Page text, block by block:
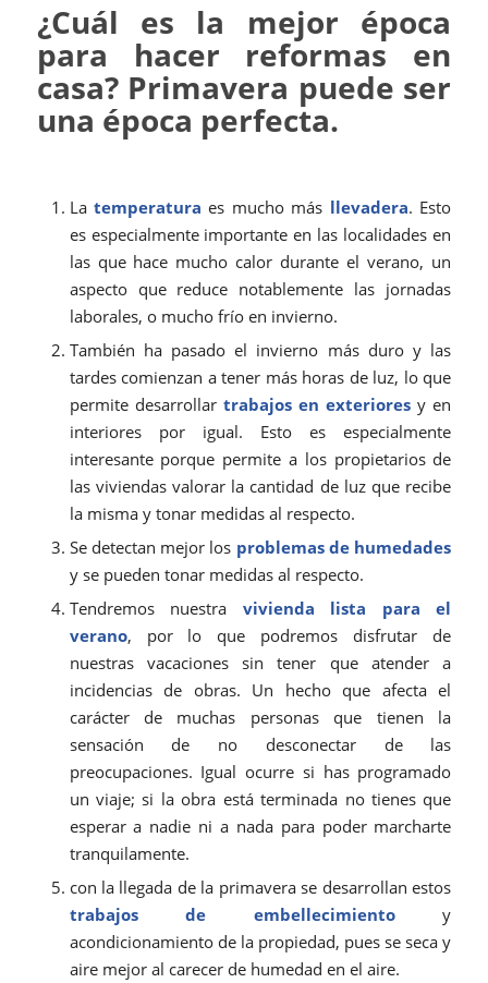
¿Cuál es la mejor época
para hacer reformas en
casa? Primavera puede ser
una época perfecta.
Latemperatura es mucho más llevadera. Esto
es especialmente importante en las localidades en
las que hace mucho calor durante el verano, un
aspecto que reduce notablemente las jornadas
laborales, o mucho frío en invierno.
También ha pasado el invierno más duro y las
tardes comienzan a tener más horas de luz, lo que
permite desarrollar trabajos en exteriores y en
interiores por igual. Esto es especialmente
interesante porque permite a los propietarios de
las viviendas valorar la cantidad de luz que recibe
la misma y tonar medidas al respecto.
Se detectan mejor los problemas de humedades
y se pueden tonar medidas al respecto.
Tendremos nuestra vivienda lista para el
verano, por lo que podremos disfrutar de
nuestras vacaciones sin tener que atender a
incidencias de obras. Un hecho que afecta el
carácter de muchas personas que tienen la
sensación de no desconectar de las
preocupaciones. Igual ocurre si has programado
un viaje; si la obra está terminada no tienes que
esperar a nadie ni a nada para poder marcharte
tranquilamente.
con la llegada de la primavera se desarrollan estos
trabajos de embellecimientoy
acondicionamiento de la propiedad, pues se seca y
aire mejor al carecer de humedad en el aire.